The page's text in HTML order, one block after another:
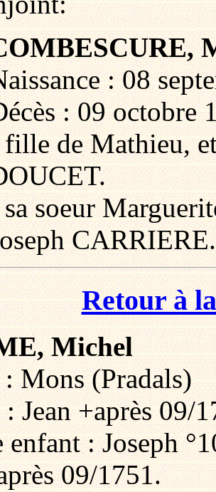
: 08
: 09 octobre
de Mathieu,
soeur
CARRIERE.
Retour à
Michel
: Mons (Pradals)
Jean +après 09/
enfant : Joseph
09/1751.